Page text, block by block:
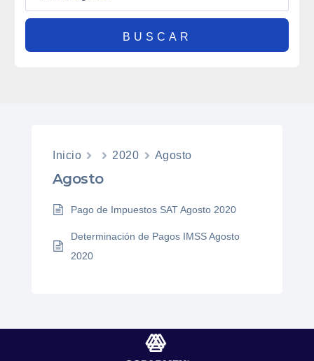
Inicio 2020 Agosto
Agosto
Pago de Impuestos SAT Agosto 2020
Determinación de Pagos IMSS Agosto
2020